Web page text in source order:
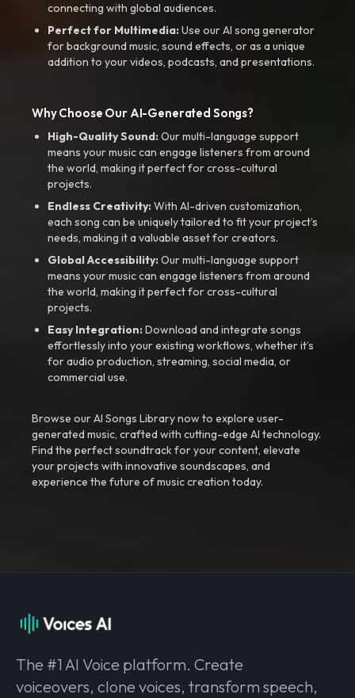
connecting with global audiences.
Perfect for Multimedia:Use our AI song generator
for background music, sound effects, or as a unique
addition to your videos, podcasts, and presentations.
Why Choose Our AI-Generated Songs?
High-Quality Sound:Our multi-language support
means your music can engage listeners from around
the world, making it perfect for cross-cultural
projects.
Endless Creativity:With AI-driven customization,
each song can be uniquely tailored to fit your project’s
needs, making it a valuable asset for creators.
Global Accessibility:Our multi-language support
means your music can engage listeners from around
the world, making it perfect for cross-cultural
projects.
Easy Integration:Download and integrate songs
effortlessly into your existing workflows, whether it’s
for audio production, streaming, social media, or
commercial use.
Browse our AI Songs Library now to explore user-
generated music, crafted with cutting-edge AI technology.
Find the perfect soundtrack for your content, elevate
your projects with innovative soundscapes, and
experience the future of music creation today.
The #1 AI Voice platform. Create
voiceovers, clone voices, transform speech,